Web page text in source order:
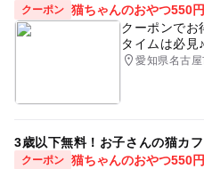
クーポン 猫ちゃんのおやつ550
クーポンでお
タイムは必見♪
愛知県名古屋
3歳以下無料！お子さんの猫カ
クーポン 猫ちゃんのおやつ550